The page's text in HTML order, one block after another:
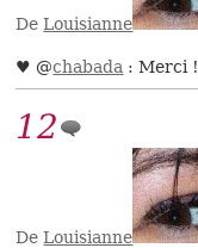
DeLouisianne
♥ @chabada : Merci !
12
DeLouisianne